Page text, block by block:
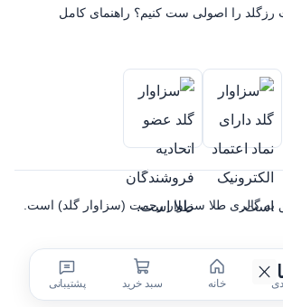
رزگلد را اصولی ست کنیم؟ راهنمای کامل
به گالری طلا سزاوار رحمت (سزاوار گلد) است.
خانه سبد خرید پشتیبانی